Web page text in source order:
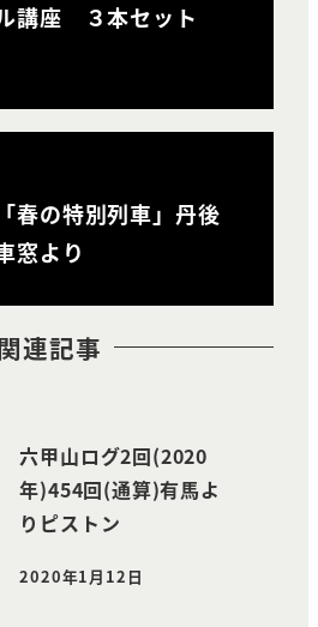
講座 ３本セット
春の特別列車」丹後
窓より
連記事
六甲山ログ2回(2020
年)454回(通算)有馬よ
りピストン
投稿日
2020年1月12日